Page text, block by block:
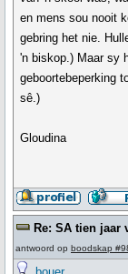
en mens sou nooit
gebring het nie.
'n biskop.) Maar sy
geboortebeperking
sê.)
Gloudina
Re: SA tien jaar
antwoord op boodskap